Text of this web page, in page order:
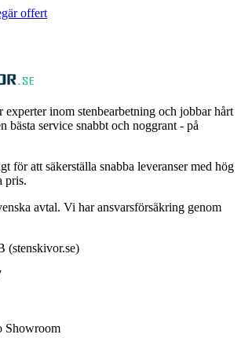
offert
experter inom stenbearbetning och jobbar hårt
bästa service snabbt och noggrant - på
för att säkerställa snabba leveranser med hög
pris.
avtal. Vi har ansvarsförsäkring genom
(stenskivor.se)